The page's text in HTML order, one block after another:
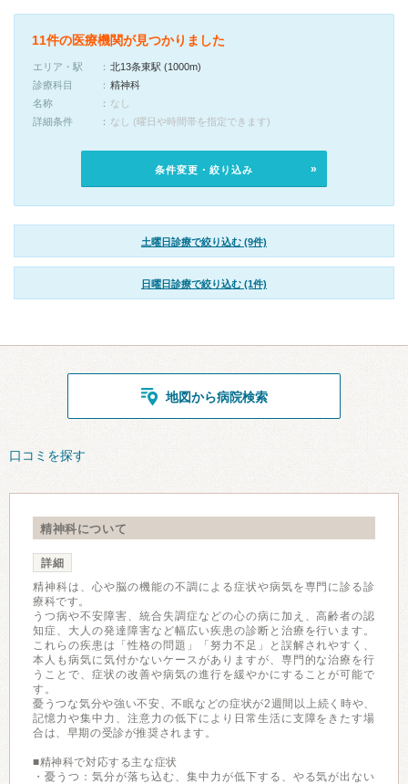
11件の医療機関が見つかりました
エリア・駅
北13条東駅 (1000m)
診療科目
精神科
名称
なし
詳細条件
なし (曜日や時間帯を指定できます)
条件変更・絞り込み
土曜日診療で絞り込む (9件)
日曜日診療で絞り込む (1件)
地図から病院検索
口コミを探す
精神科について
詳細
精神科は、心や脳の機能の不調による症状や病気を専門に診る診
療科です。
うつ病や不安障害、統合失調症などの心の病に加え、高齢者の認
知症、大人の発達障害など幅広い疾患の診断と治療を行います。
これらの疾患は「性格の問題」「努力不足」と誤解されやすく、
本人も病気に気付かないケースがありますが、専門的な治療を行
うことで、症状の改善や病気の進行を緩やかにすることが可能で
す。
憂うつな気分や強い不安、不眠などの症状が2週間以上続く時や、
記憶力や集中力、注意力の低下により日常生活に支障をきたす場
合は、早期の受診が推奨されます。
■精神科で対応する主な症状
・憂うつ：気分が落ち込む、集中力が低下する、やる気が出ない